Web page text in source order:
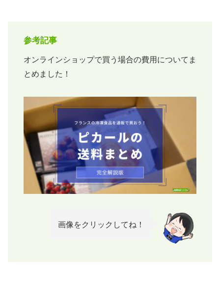
参考記事
オンラインショップで買う場合の費用についてま
とめました！
画像をクリックしてね！